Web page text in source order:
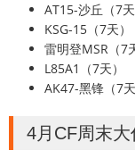
AT15-沙丘（7天
KSG-15（7天）
雷明登MSR（7
L85A1（7天）
AK47-黑锋（7天
4月CF周末